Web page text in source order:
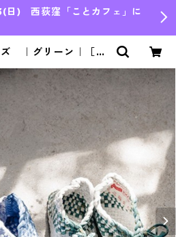
日) 西荻窪「ことカフェ」に
｜グリーン｜［Pr